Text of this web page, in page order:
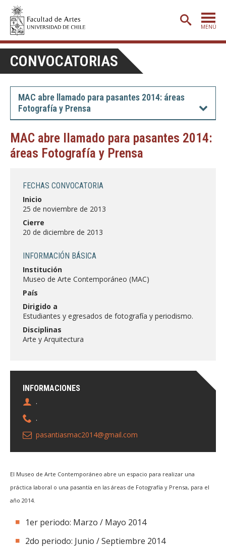
MENÚ
PORTADA
ADMISIÓN
ETAPA BÁSICA
POSTGRADO
EXTENSIÓN
BIBLIOTECA
DEPARTAMENTOS
FACULTAD
Estudiantes
Académicas/os
CONVOCATORIAS
MAC abre llamado para pasantes 2014: áreas
Fotografía y Prensa
MAC abre llamado para pasantes 2014:
áreas Fotografía y Prensa
INFORMACIONES
.
.
pasantiasmac2014@gmail.com
FECHAS CONVOCATORIA
Inicio
25 de noviembre de 2013
Cierre
20 de diciembre de 2013
INFORMACIÓN BÁSICA
Institución
Museo de Arte Contemporáneo (MAC)
País
Dirigido a
Estudiantes y egresados de fotografía y periodismo.
Disciplinas
Arte y Arquitectura
El Museo de Arte Contemporáneo abre un espacio para realizar una
práctica laboral o una pasantía en las áreas de Fotografía y Prensa, para el
año 2014.
1er periodo: Marzo / Mayo 2014
2do periodo: Junio / Septiembre 2014